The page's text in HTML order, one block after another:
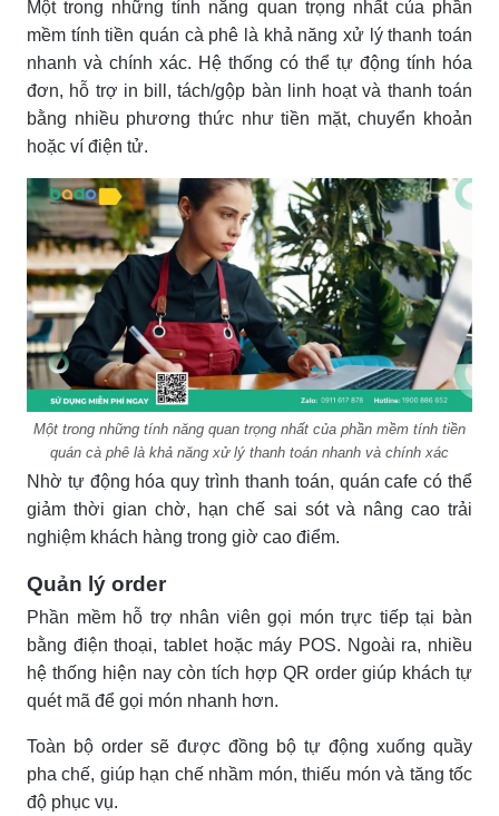
Một trong những tính năng quan trọng nhất của phần
mềm tính tiền quán cà phê là khả năng xử lý thanh toán
nhanh và chính xác. Hệ thống có thể tự động tính hóa
đơn, hỗ trợ in bill, tách/gộp bàn linh hoạt và thanh toán
bằng nhiều phương thức như tiền mặt, chuyển khoản
hoặc ví điện tử.
Một trong những tính năng quan trọng nhất của phần mềm tính tiền
quán cà phê là khả năng xử lý thanh toán nhanh và chính xác
Nhờ tự động hóa quy trình thanh toán, quán cafe có thể
giảm thời gian chờ, hạn chế sai sót và nâng cao trải
nghiệm khách hàng trong giờ cao điểm.
Quản lý order
Phần mềm hỗ trợ nhân viên gọi món trực tiếp tại bàn
bằng điện thoại, tablet hoặc máy POS. Ngoài ra, nhiều
hệ thống hiện nay còn tích hợp QR order giúp khách tự
quét mã để gọi món nhanh hơn.
Toàn bộ order sẽ được đồng bộ tự động xuống quầy
pha chế, giúp hạn chế nhầm món, thiếu món và tăng tốc
độ phục vụ.